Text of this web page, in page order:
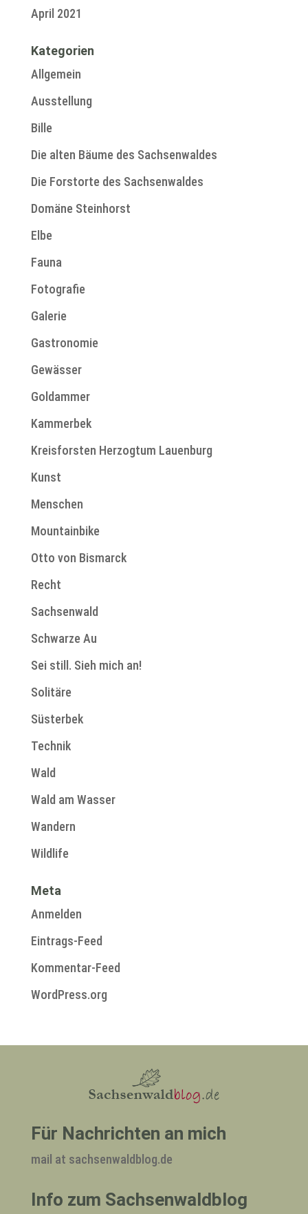
April 2021
Kategorien
Allgemein
Ausstellung
Bille
Die alten Bäume des Sachsenwaldes
Die Forstorte des Sachsenwaldes
Domäne Steinhorst
Elbe
Fauna
Fotografie
Galerie
Gastronomie
Gewässer
Goldammer
Kammerbek
Kreisforsten Herzogtum Lauenburg
Kunst
Menschen
Mountainbike
Otto von Bismarck
Recht
Sachsenwald
Schwarze Au
Sei still. Sieh mich an!
Solitäre
Süsterbek
Technik
Wald
Wald am Wasser
Wandern
Wildlife
Meta
Anmelden
Eintrags-Feed
Kommentar-Feed
WordPress.org
Für Nachrichten an mich
mail at sachsenwaldblog.de
Info zum Sachsenwaldblog